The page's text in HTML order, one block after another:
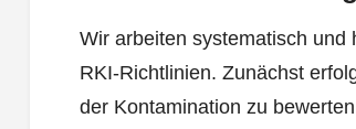
Wir arbeiten systematisch und
RKI-Richtlinien. Zunächst
der Kontamination zu